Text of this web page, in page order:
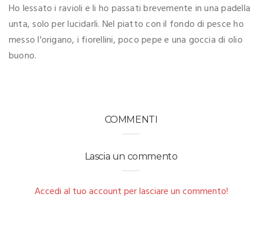
Ho lessato i ravioli e li ho passati brevemente in una padella
unta, solo per lucidarli. Nel piatto con il fondo di pesce ho
messo l'origano, i fiorellini, poco pepe e una goccia di olio
buono.
COMMENTI
Lascia un commento
Accedi al tuo account per lasciare un commento!